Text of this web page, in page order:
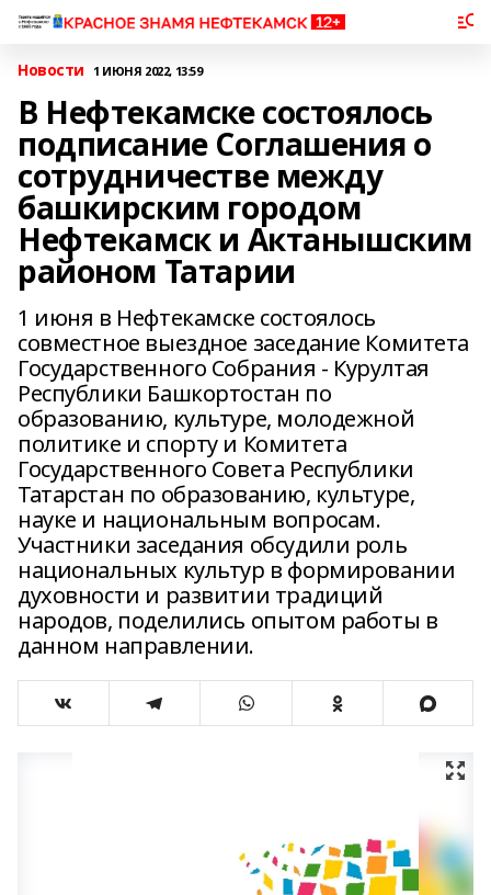
Новости 1 ИЮНЯ 2022, 13:59
В Нефтекамске состоялось
подписание Соглашения о
сотрудничестве между
башкирским городом
Нефтекамск и Актанышским
районом Татарии
1 июня в Нефтекамске состоялось
совместное выездное заседание Комитета
Государственного Собрания - Курултая
Республики Башкортостан по
образованию, культуре, молодежной
политике и спорту и Комитета
Государственного Совета Республики
Татарстан по образованию, культуре,
науке и национальным вопросам.
Участники заседания обсудили роль
национальных культур в формировании
духовности и развитии традиций
народов, поделились опытом работы в
данном направлении.